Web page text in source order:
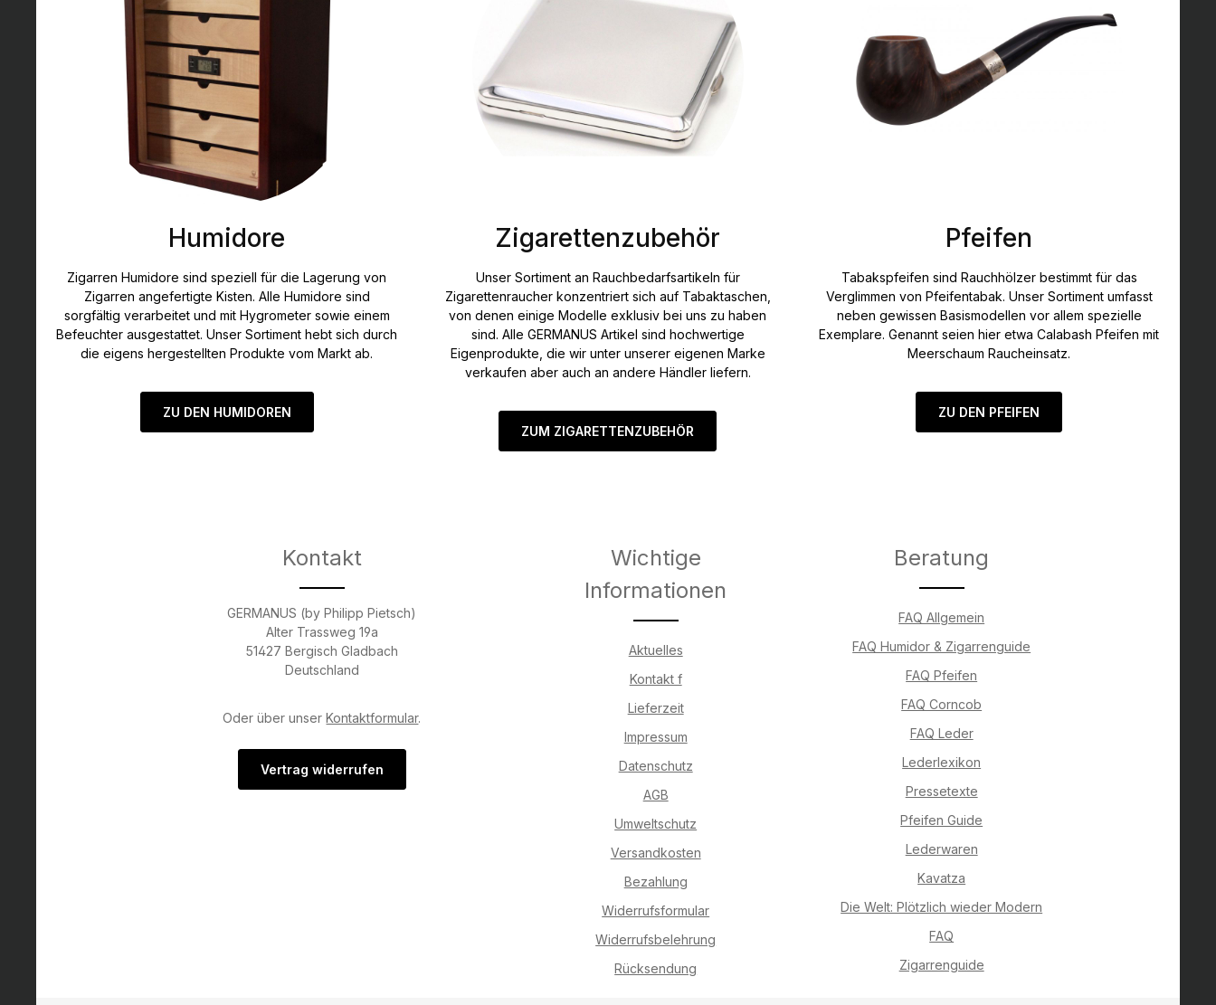
Humidore
Zigarren Humidore sind speziell für die Lagerung von
Zigarren angefertigte Kisten. Alle Humidore sind
sorgfältig verarbeitet und mit Hygrometer sowie einem
Befeuchter ausgestattet. Unser Sortiment hebt sich durch
die eigens hergestellten Produkte vom Markt ab.
ZU DEN HUMIDOREN
Zigarettenzubehör
Unser Sortiment an Rauchbedarfsartikeln für
Zigarettenraucher konzentriert sich auf Tabaktaschen,
von denen einige Modelle exklusiv bei uns zu haben
sind. Alle GERMANUS Artikel sind hochwertige
Eigenprodukte, die wir unter unserer eigenen Marke
verkaufen aber auch an andere Händler liefern.
ZUM ZIGARETTENZUBEHÖR
Pfeifen
Tabakspfeifen sind Rauchhölzer bestimmt für das
Verglimmen von Pfeifentabak. Unser Sortiment umfasst
neben gewissen Basismodellen vor allem spezielle
Exemplare. Genannt seien hier etwa Calabash Pfeifen mit
Meerschaum Raucheinsatz.
ZU DEN PFEIFEN
Kontakt
GERMANUS (by Philipp Pietsch)
Alter Trassweg 19a
51427 Bergisch Gladbach
Deutschland
Oder über unserKontaktformular.
Vertrag widerrufen
Wichtige
Informationen
Aktuelles
Kontakt f
Lieferzeit
Impressum
Datenschutz
AGB
Umweltschutz
Versandkosten
Bezahlung
Widerrufsformular
Widerrufsbelehrung
Rücksendung
Beratung
FAQ Allgemein
FAQ Humidor & Zigarrenguide
FAQ Pfeifen
FAQ Corncob
FAQ Leder
Lederlexikon
Pressetexte
Pfeifen Guide
Lederwaren
Kavatza
Die Welt: Plötzlich wieder Modern
FAQ
Zigarrenguide